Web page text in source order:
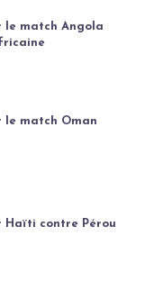
match Angola
match Oman
Haïti contre Pérou